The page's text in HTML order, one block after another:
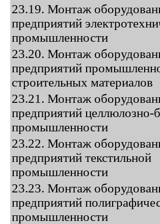
23.19. Монтаж
предприятий
промышленности
23.20. Монтаж
предприятий
строительных материалов
23.21. Монтаж
предприятий
промышленности
23.22. Монтаж
предприятий текстильной
промышленности
23.23. Монтаж
предприятий
промышленности